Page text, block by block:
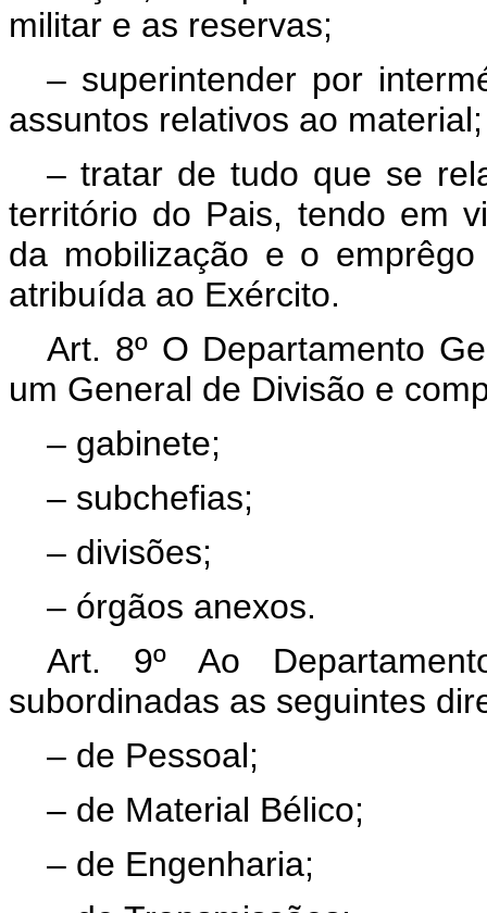
militar e as reservas;
– superintender por
assuntos relativos ao material;
– tratar de tudo que se
território do Pais, tendo em
da mobilização e o
atribuída ao Exército.
Art. 8º O Departamento
um General de Divisão e
– gabinete;
– subchefias;
– divisões;
– órgãos anexos.
Art. 9º Ao
subordinadas as seguintes
– de Pessoal;
– de Material Bélico;
– de Engenharia;